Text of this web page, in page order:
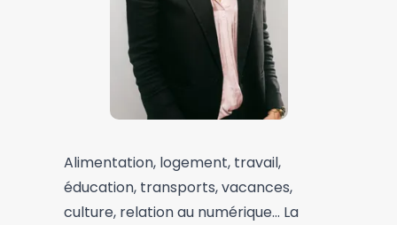
Alimentation, logement, travail,
éducation, transports, vacances,
culture, relation au numérique... La